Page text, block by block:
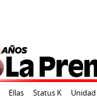
Ellas Status K